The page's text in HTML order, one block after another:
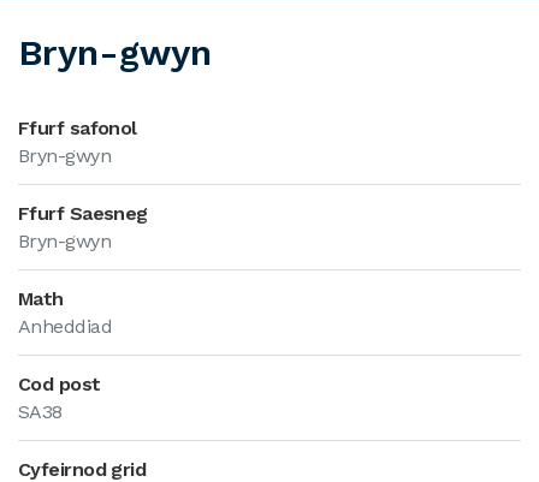
Bryn-gwyn
Ffurf safonol
Bryn-gwyn
Ffurf Saesneg
Bryn-gwyn
Math
Anheddiad
Cod post
SA38
Cyfeirnod grid